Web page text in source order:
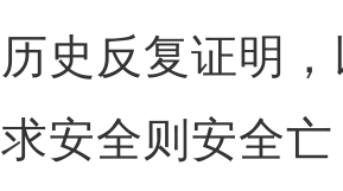
历史反复证明
求安全则安全